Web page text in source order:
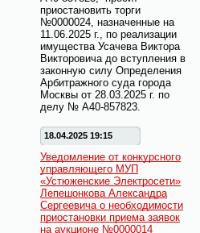
приостановить торги
№0000024, назначенные на
11.06.2025 г., по реализации
имущества Усачева Виктора
Викторовича до вступления в
законную силу Определения
Арбитражного суда города
Москвы от 28.03.2025 г. по
делу № А40-857823.
18.04.2025 19:15
Уведомление от конкурсного
управляющего МУП
«Устюженские Электросети»
Лепешонкова Александра
Сергеевича о необходимости
приостановки приема заявок
на аукционе №0000014